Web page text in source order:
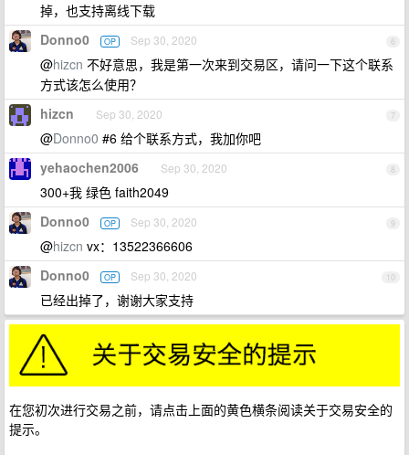
掉，也支持离线下载
6
Donno0 OP Sep 30, 2020
@hizcn 不好意思，我是第一次来到交易区，请问一下这个联系
方式该怎么使用？
7
hizcn Sep 30, 2020
@Donno0 #6 给个联系方式，我加你吧
8
yehaochen2006 Sep 30, 2020
300+我 绿色 faith2049
9
Donno0 OP Sep 30, 2020
@hizcn vx：13522366606
10
Donno0 OP Sep 30, 2020
已经出掉了，谢谢大家支持
在您初次进行交易之前，请点击上面的黄色横条阅读关于交易安全的
提示。